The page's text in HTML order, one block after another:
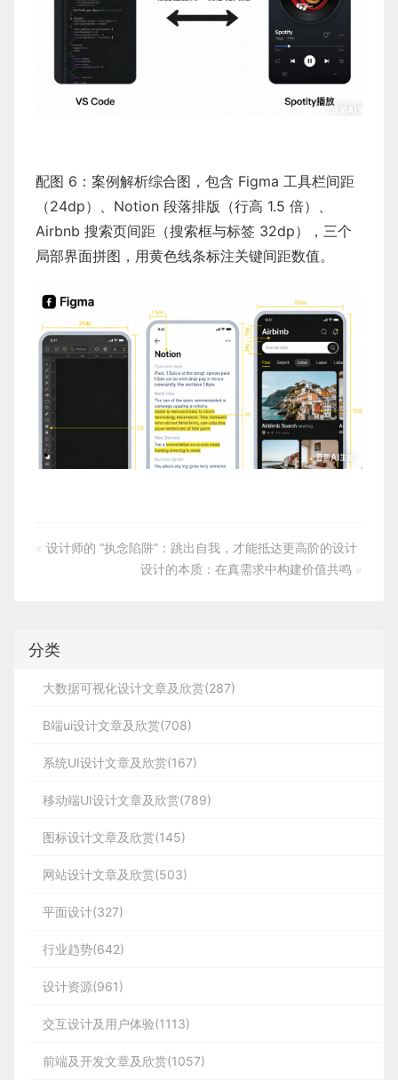
配图 6：案例解析综合图，包含 Figma 工具栏间距
（24dp）、Notion 段落排版（行高 1.5 倍）、
Airbnb 搜索页间距（搜索框与标签 32dp），三个
局部界面拼图，用黄色线条标注关键间距数值。
« 设计师的 “执念陷阱”：跳出自我，才能抵达更高阶的设计
设计的本质：在真需求中构建价值共鸣 »
分类
大数据可视化设计文章及欣赏(287)
B端ui设计文章及欣赏(708)
系统UI设计文章及欣赏(167)
移动端UI设计文章及欣赏(789)
图标设计文章及欣赏(145)
网站设计文章及欣赏(503)
平面设计(327)
行业趋势(642)
设计资源(961)
交互设计及用户体验(1113)
前端及开发文章及欣赏(1057)